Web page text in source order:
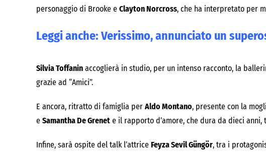
personaggio di Brooke e Clayton Norcross, che ha interpretato per
Leggi anche:Verissimo, annunciato un
Silvia Toffanin accoglierà in studio, per un intenso racconto, la
grazie ad “Amici”.
E ancora, ritratto di famiglia per Aldo Montano, presente con la
e Samantha De Grenet e il rapporto d’amore, che dura da dieci anni,
Infine, sarà ospite del talk l’attrice Feyza Sevil Güngör, tra i